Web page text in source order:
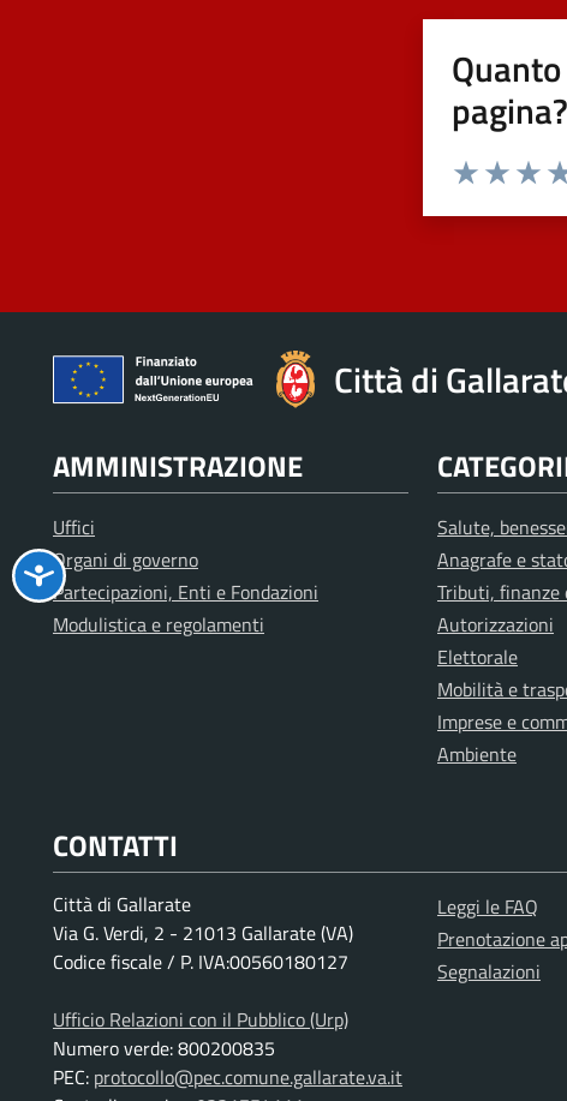
pagina?
Città di
AMMINISTRAZIONE
Uffici
Organi di governo
Partecipazioni, Enti e Fondazioni
Modulistica e regolamenti
Salute,
Anagrafe e
Tributi, finanze
Autorizzazioni
Elettorale
Mobilità e
Imprese e
Ambiente
CONTATTI
Città di Gallarate
Via G. Verdi, 2 - 21013 Gallarate (VA)
Codice fiscale / P. IVA:00560180127
Ufficio Relazioni con il Pubblico (Urp)
Numero verde: 800200835
PEC: protocollo@pec.comune.gallarate.va.it
Leggi le FAQ
Prenotazione
Segnalazioni